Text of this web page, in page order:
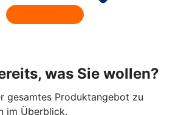
was Sie wollen?
gesamtes Produktangebot zu
im Überblick.